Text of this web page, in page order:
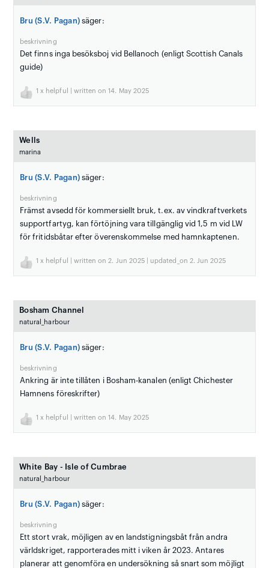
Bru (S.V. Pagan) säger:
beskrivning
Det finns inga besöksboj vid Bellanoch (enligt Scottish Canals
guide)
1 x helpful | written on 14. May 2025
Wells
marina
Bru (S.V. Pagan) säger:
beskrivning
Främst avsedd för kommersiellt bruk, t.ex. av vindkraftverkets
supportfartyg, kan förtöjning vara tillgänglig vid 1,5 m vid LW
för fritidsbåtar efter överenskommelse med hamnkaptenen.
1 x helpful | written on 2. Jun 2025 | updated_on 2. Jun 2025
Bosham Channel
natural_harbour
Bru (S.V. Pagan) säger:
beskrivning
Ankring är inte tillåten i Bosham-kanalen (enligt Chichester
Hamnens föreskrifter)
1 x helpful | written on 14. May 2025
White Bay - Isle of Cumbrae
natural_harbour
Bru (S.V. Pagan) säger:
beskrivning
Ett stort vrak, möjligen av en landstigningsbåt från andra
världskriget, rapporterades mitt i viken år 2023. Antares
planerar att genomföra en undersökning så snart som möjligt